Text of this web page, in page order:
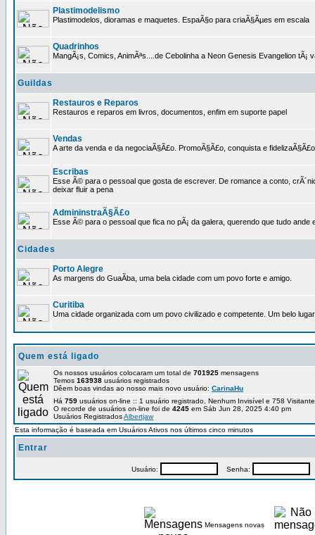
Plastimodelismo
Plastimodelos, dioramas e maquetes. EspaÃ§o para criaÃ§Ãµes em escala
Quadrinhos
MangÃ¡s, Comics, AnimÃªs....de Cebolinha a Neon Genesis Evangelion tÃ¡
Guildas
Restauros e Reparos
Restauros e reparos em livros, documentos, enfim em suporte papel
Vendas
A arte da venda e da negociaÃ§Ã£o. PromoÃ§Ã£o, conquista e
Escribas
Esse Ã© para o pessoal que gosta de escrever. De romance a conto,
deixar fluir a pena
AdmininstraÃ§Ã£o
Esse Ã© para o pessoal que fica no pÃ¡ da galera, querendo que tudo ande
Cidades
Porto Alegre
As margens do GuaÃ­ba, uma bela cidade com um povo forte e amigo.
Curitiba
Uma cidade organizada com um povo civilizado e competente. Um belo
Quem está ligado
Os nossos usuários colocaram um total de 701925 mensagens
Temos 163938 usuários registrados
Dêem boas vindas ao nosso mais novo usuário: CarinaHu
Há 759 usuários on-line :: 1 usuário registrado, Nenhum Invisível e 758
O recorde de usuários on-line foi de 4245 em Sáb Jun 28, 2025 4:40 pm
Usuários RegistradosAlbertjaw
Esta informação é baseada em Usuários Ativos nos últimos cinco minutos
Entrar
Usuário: Senha:
Mensagens novas